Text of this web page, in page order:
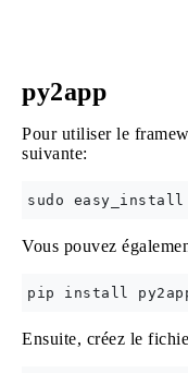
py2app
Pour utiliser le
suivante:
Vous pouvez
Ensuite, créez le